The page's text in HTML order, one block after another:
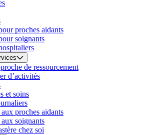
proches aidants
soignants
de ressourcement
d’activités
et soins
proches aidants
soignants
chez soi